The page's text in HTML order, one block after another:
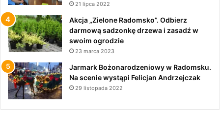
21 lipca 2022
Akcja „Zielone Radomsko”. Odbierz
darmową sadzonkę drzewa i zasadź w
swoim ogrodzie
23 marca 2023
Jarmark Bożonarodzeniowy w Radomsku.
Na scenie wystąpi Felicjan Andrzejczak
29 listopada 2022